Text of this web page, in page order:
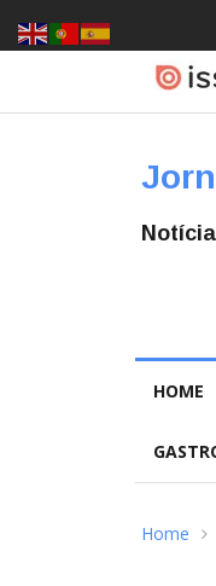
HOME
Home